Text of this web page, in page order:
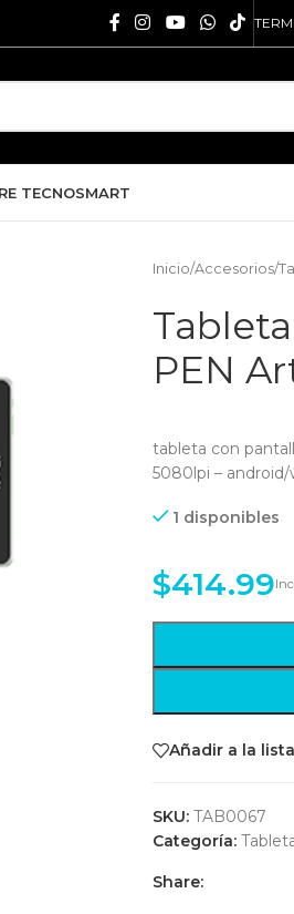
TECNOSMART
Inicio/Accesorios/
PEN
tableta con
5080lpi – android/
1 disponibles
$414.99
Añadir a la
SKU: TAB0067
Categoría:
Share: